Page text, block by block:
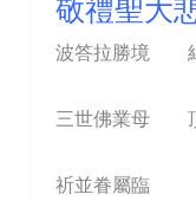
波答拉勝境
三世佛業母
祈並眷屬臨